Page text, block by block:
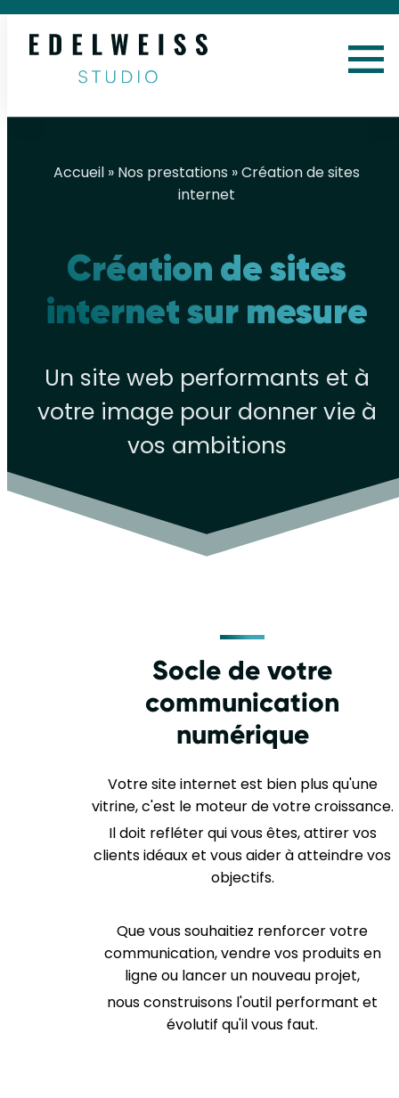
Accueil » Nos prestations » Création de sites
internet
Création de sites
internet sur mesure
Un site web performants et à
votre image pour donner vie à
vos ambitions
Socle de votre
communication
numérique
Votre site internet est bien plus qu'une
vitrine, c'est le moteur de votre croissance.
Il doit refléter qui vous êtes, attirer vos
clients idéaux et vous aider à atteindre vos
objectifs.
Que vous souhaitiez renforcer votre
communication, vendre vos produits en
ligne ou lancer un nouveau projet,
nous construisons l'outil performant et
évolutif qu'il vous faut.